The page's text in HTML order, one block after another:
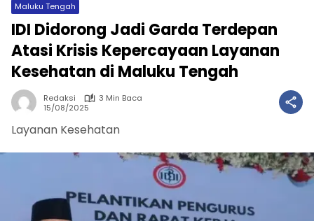
Maluku Tengah
IDI Didorong Jadi Garda Terdepan
Atasi Krisis Kepercayaan Layanan
Kesehatan di Maluku Tengah
Redaksi
3 Min Baca
15/08/2025
Layanan Kesehatan